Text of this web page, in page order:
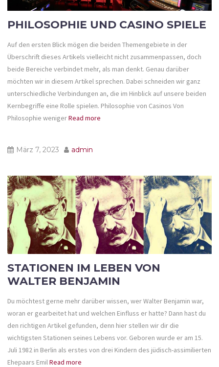
PHILOSOPHIE UND CASINO SPIELE
Auf den ersten Blick mögen die beiden Themengebiete in der
Überschrift dieses Artikels vielleicht nicht zusammenpassen, doch
beide Bereiche verbindet mehr, als man denkt. Genau darüber
möchten wir in diesem Artikel sprechen. Dabei schneiden wir ganz
unterschiedliche Verbindungen an, die im Hinblick auf unsere beiden
Kernbegriffe eine Rolle spielen. Philosophie von Casinos Von
Philosophie wenigerRead more
März 7, 2023 admin
STATIONEN IM LEBEN VON
WALTER BENJAMIN
Du möchtest gerne mehr darüber wissen, wer Walter Benjamin war,
woran er gearbeitet hat und welchen Einfluss er hatte? Dann hast du
den richtigen Artikel gefunden, denn hier stellen wir dir die
wichtigsten Stationen seines Lebens vor. Geboren wurde er am 15.
Juli 1982 in Berlin als erstes von drei Kindern des jüdisch-assimilierten
Ehepaars EmilRead more